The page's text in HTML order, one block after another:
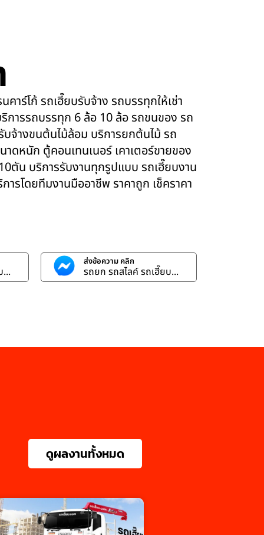
คาร์โก้ รถเฮี๊ยบรับจ้าง รถบรรทุกให้เช่า
การรถบรรทุก 6 ล้อ 10 ล้อ รถขนของ รถ
จ้างขนต้นไม้ล้อม บริการยกต้นไม้ รถ
หนัก ตู้คอนเทนเนอร์ เคาเตอร์ขายของ
ตัน บริการรับงานทุกรูปแบบ รถเฮี๊ยบงาน
ารโดยทีมงานมืออาชีพ ราคาถูก เช็คราคา
ส่งข้อความ คลิก
รถยก รถสไลค์ รถเฮี๊ยบ...
ดูผลงานทั้งหมด